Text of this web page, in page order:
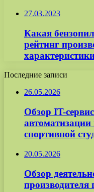
27.03.2023
Какая
рейтинг
Последние записи
26.05.2026
Обзор IT-
спортивной
20.05.2026
Обзор